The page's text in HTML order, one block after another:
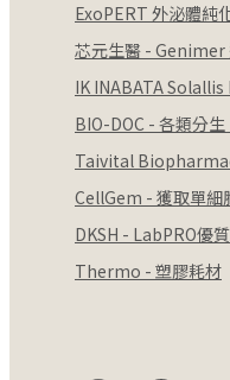
ExoPERT 外泌體純
芯元生醫 - Genimer
IK INABATA
BIO-DOC - 各類分
Taivital
CellGem - 獲取單細
DKSH - LabPRO優
Thermo - 塑膠耗材